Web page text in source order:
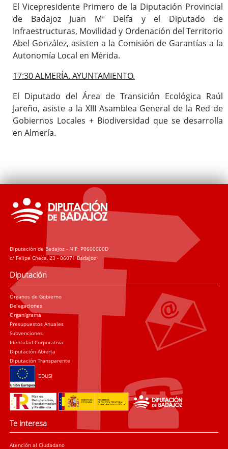
El Vicepresidente Primero de la Diputación Provincial
de Badajoz Juan Mª Delfa y el Diputado de
Infraestructuras, Movilidad y Ordenación del Territorio
Abel González, asisten a la Comisión de Garantías a la
Autonomía Local en Mérida.
17:30 ALMERÍA. AYUNTAMIENTO.
El Diputado del Área de Transición Ecológica Raúl
Jareño, asiste a la XIII Asamblea General de la Red de
Gobiernos Locales + Biodiversidad que se desarrolla
en Almería.
Diputación de Badajoz - NIF: P0600000D
c/ Felipe Checa, 23 - 06071 Badajoz
Diputación
Órganos de Gobierno
Delegaciones
Organigrama
Presupuestos Anuales
Subvenciones
Identidad Corporativa
Diputación Abierta
Diputación Transparente
EDUSI
Te interesa
Atención al Ciudadano